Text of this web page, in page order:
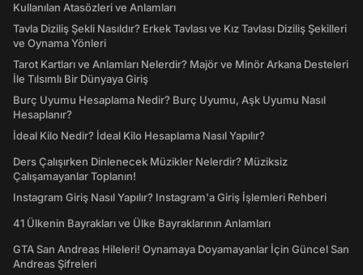
Kullanılan Atasözleri ve Anlamları
Tavla Diziliş Şekli Nasıldır? Erkek Tavlası ve Kız Tavlası Diziliş Şekilleri
ve Oynama Yönleri
Tarot Kartları ve Anlamları Nelerdir? Majör ve Minör Arkana Desteleri
İle Tılsımlı Bir Dünyaya Giriş
Burç Uyumu Hesaplama Nedir? Burç Uyumu, Aşk Uyumu Nasıl
Hesaplanır?
İdeal Kilo Nedir? İdeal Kilo Hesaplama Nasıl Yapılır?
Ders Çalışırken Dinlenecek Müzikler Nelerdir? Müziksiz
Çalışamayanlar Toplanın!
Instagram Giriş Nasıl Yapılır? Instagram'a Giriş İşlemleri Rehberi
41 Ülkenin Bayrakları ve Ülke Bayraklarının Anlamları
GTA San Andreas Hileleri! Oynamaya Doyamayanlar İçin Güncel San
Andreas Şifreleri